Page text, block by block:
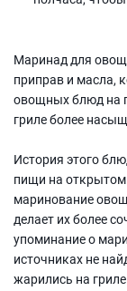
Маринад для
приправ и масла,
овощных блюд на
гриле более
История этого
пищи на
маринование
делает их более
упоминание о
источниках не
жарились на